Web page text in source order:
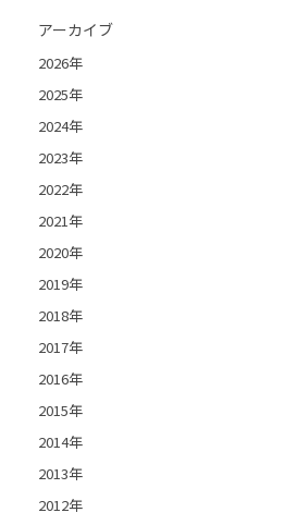
アーカイブ
2026年
2025年
2024年
2023年
2022年
2021年
2020年
2019年
2018年
2017年
2016年
2015年
2014年
2013年
2012年